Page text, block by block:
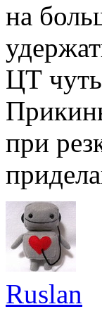
на
ЦТ
при
Ruslan